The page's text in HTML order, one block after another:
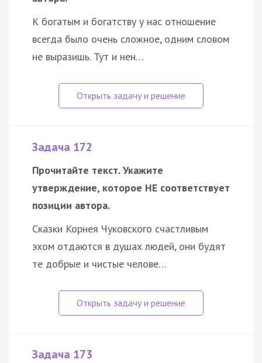
К богатым и богатству у нас отношение
всегда было очень сложное, одним словом
не выразишь. Тут и нен…
Задача 172
Прочитайте текст. Укажите
утверждение, которое НЕ соответствует
позиции автора.
Сказки Корнея Чуковского счастливым
эхом отдаются в душах людей, они будят
те добрые и чистые челове…
Задача 173